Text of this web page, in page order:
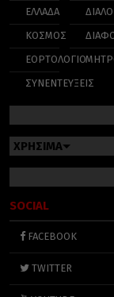
ΕΛΛΑΔΑ
ΚΟΣΜΟΣ
ΕΟΡΤΟΛΟΓΙΟ
ΣΥΝΕΝΤΕΥΞΕΙΣ
ΧΡΗΣΙΜΑ
SOCIAL
FACEBOOK
TWITTER